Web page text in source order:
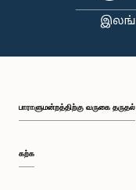
பாராளுமன்றத்திற்கு வருகை தருதல்
கற்க